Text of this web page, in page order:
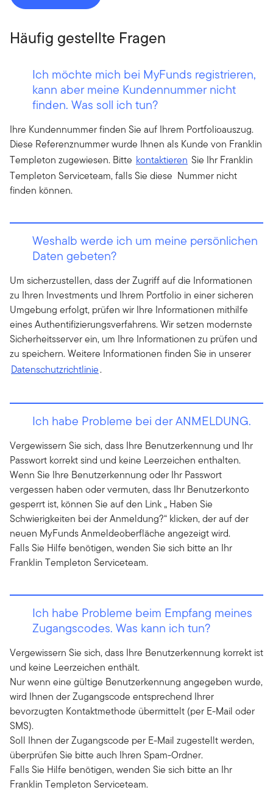
Häufig gestellte Fragen
Ich möchte mich bei MyFunds registrieren,
kann aber meine Kundennummer nicht
finden. Was soll ich tun?
Ihre Kundennummer finden Sie auf Ihrem Portfolioauszug.
Diese Referenznummer wurde Ihnen als Kunde von Franklin
Templeton zugewiesen. Bitte kontaktieren Sie Ihr Franklin
Templeton Serviceteam, falls Sie diese Nummer nicht
finden können.
Weshalb werde ich um meine persönlichen
Daten gebeten?
Um sicherzustellen, dass der Zugriff auf die Informationen
zu Ihren Investments und Ihrem Portfolio in einer sicheren
Umgebung erfolgt, prüfen wir Ihre Informationen mithilfe
eines Authentifizierungsverfahrens. Wir setzen modernste
Sicherheitsserver ein, um Ihre Informationen zu prüfen und
zu speichern. Weitere Informationen finden Sie in unserer
Datenschutzrichtlinie.
Ich habe Probleme bei der ANMELDUNG.
Vergewissern Sie sich, dass Ihre Benutzerkennung und Ihr
Passwort korrekt sind und keine Leerzeichen enthalten.
Wenn Sie Ihre Benutzerkennung oder Ihr Passwort
vergessen haben oder vermuten, dass Ihr Benutzerkonto
gesperrt ist, können Sie auf den Link „ Haben Sie
Schwierigkeiten bei der Anmeldung?“ klicken, der auf der
neuen MyFunds Anmeldeoberfläche angezeigt wird.
Falls Sie Hilfe benötigen, wenden Sie sich bitte an Ihr
Franklin Templeton Serviceteam.
Ich habe Probleme beim Empfang meines
Zugangscodes. Was kann ich tun?
Vergewissern Sie sich, dass Ihre Benutzerkennung korrekt ist
und keine Leerzeichen enthält.
Nur wenn eine gültige Benutzerkennung angegeben wurde,
wird Ihnen der Zugangscode entsprechend Ihrer
bevorzugten Kontaktmethode übermittelt (per E-Mail oder
SMS).
Soll Ihnen der Zugangscode per E-Mail zugestellt werden,
überprüfen Sie bitte auch Ihren Spam-Ordner.
Falls Sie Hilfe benötigen, wenden Sie sich bitte an Ihr
Franklin Templeton Serviceteam.